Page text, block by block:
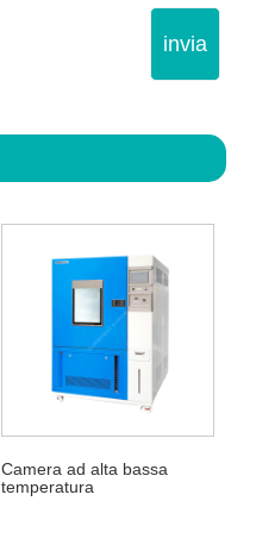
invia
Camera ad alta bassa
temperatura